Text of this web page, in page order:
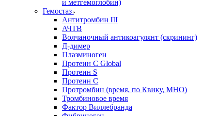
и метгемоглобин)
Гемостаз
Антитромбин III
АЧТВ
Волчаночный антикоагулянт (скрининг)
Д-димер
Плазминоген
Протеин C Global
Протеин S
Протеин С
Протромбин (время, по Квику, МНО)
Тромбиновое время
Фактор Виллебранда